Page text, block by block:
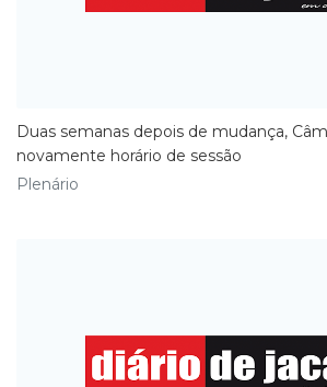
Duas semanas depois de mudança,
novamente horário de sessão
Plenário